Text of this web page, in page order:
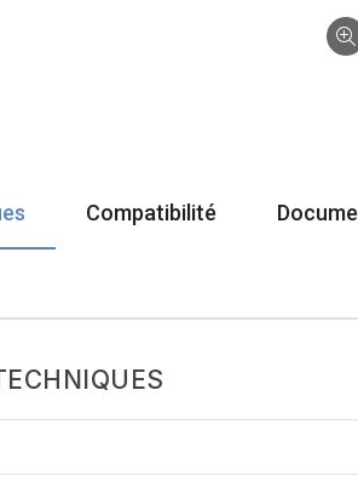
Compatibilité